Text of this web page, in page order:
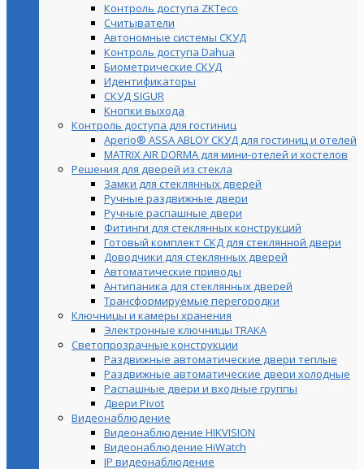
Контроль доступа ZKTeco
Считыватели
Автономные системы СКУД
Контроль доступа Dahua
Биометрические СКУД
Идентификаторы
СКУД SIGUR
Кнопки выхода
Контроль доступа для гостиниц
Aperio® ASSA ABLOY СКУД для гостиниц и отелей
MATRIX AIR DORMA для мини-отелей и хостелов
Решения для дверей из стекла
Замки для стеклянных дверей
Ручные раздвижные двери
Ручные распашные двери
Фитинги для стеклянных конструкций
Готовый комплект СКД для стеклянной двери
Доводчики для стеклянных дверей
Автоматические приводы
Антипаника для стеклянных дверей
Трансформируемые перегородки
Ключницы и камеры хранения
Электронные ключницы TRAKA
Светопрозрачные конструкции
Раздвижные автоматические двери теплые
Раздвижные автоматические двери холодные
Распашные двери и входные группы
Двери Pivot
Видеонаблюдение
Видеонаблюдение HIKVISION
Видеонаблюдение HiWatch
IP видеонаблюдение